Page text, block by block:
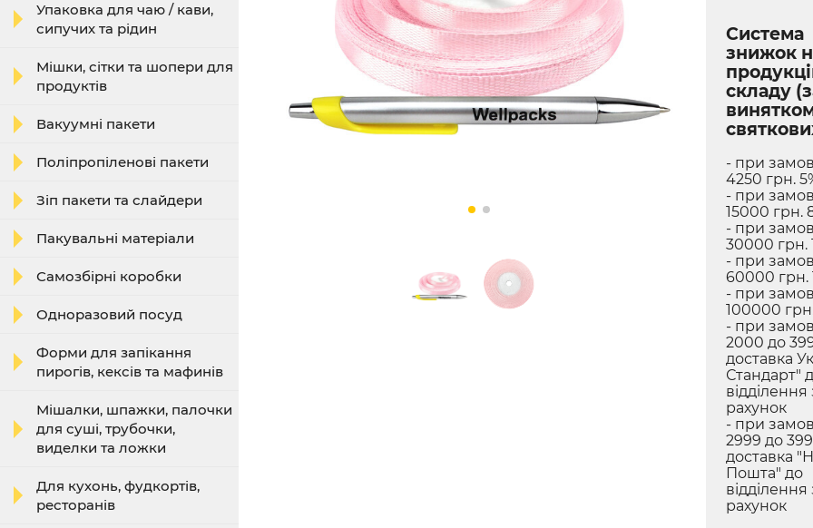
Упаковка для чаю / кави,
сипучих та рідин
Мішки, сітки та шопери для
продуктів
Вакуумні пакети
Поліпропіленові пакети
Зіп пакети та слайдери
Пакувальні матеріали
Самозбірні коробки
Одноразовий посуд
Форми для запікання
пирогів, кексів та мафинів
Мішалки, шпажки, палочки
для суші, трубочки,
виделки та ложки
Для кухонь, фудкортів,
ресторанів
Система
знижок
складу
- при
4250 грн.
- при
15000 грн.
- при
30000 грн.
- при
60000 грн.
- при
100000
- при
2000 до
доставка
Стандарт"
рахунок
- при
2999 до
доставка
Пошта" до
рахунок